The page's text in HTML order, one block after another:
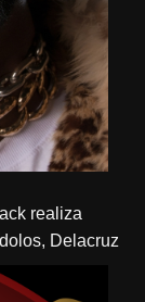
Delacruz